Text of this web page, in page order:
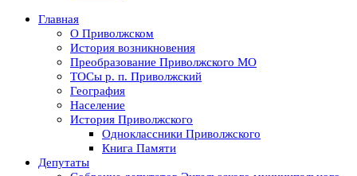
Главная
О Приволжском
История возникновения
Преобразование Приволжского МО
ТОСы р. п. Приволжский
География
Население
История Приволжского
Одноклассники Приволжского
Книга Памяти
Депутаты